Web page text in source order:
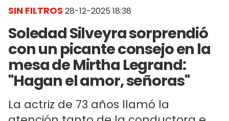
SIN FILTROS 28-12-2025 18:38
Soledad Silveyra sorprendió
con un picante consejo en la
mesa de Mirtha Legrand:
"Hagan el amor, señoras"
La actriz de 73 años llamó la